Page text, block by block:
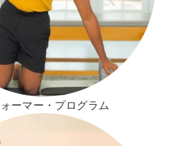
ーマー・プログラム